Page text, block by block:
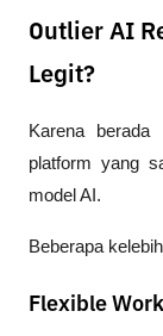
Outlier AI
Legit?
Karena
platform yang
model AI.
Beberapa
Flexible Work